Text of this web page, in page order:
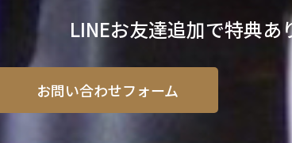
LINEお友達追加で特典あ
お問い合わせフォーム